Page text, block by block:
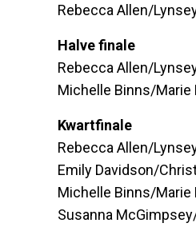
Rebecca Allen/
Halve finale
Rebecca Allen/
Michelle Binns/Marie
Kwartfinale
Rebecca Allen/
Emily Davidson/
Michelle Binns/Marie
Susanna